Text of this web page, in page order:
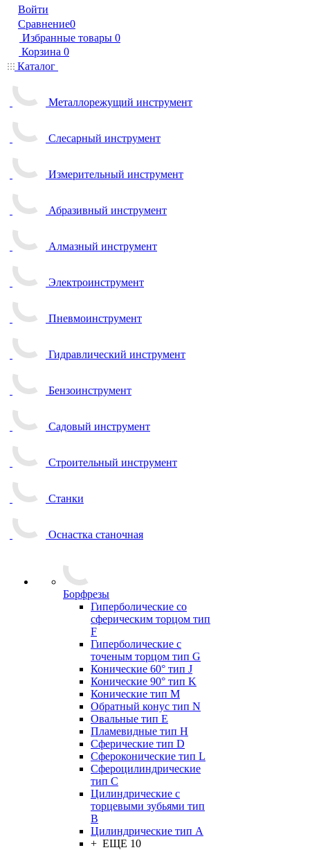
Войти
Сравнение0
Избранные товары 0
Корзина 0
Каталог
Металлорежущий инструмент
Слесарный инструмент
Измерительный инструмент
Абразивный инструмент
Алмазный инструмент
Электроинструмент
Пневмоинструмент
Гидравлический инструмент
Бензоинструмент
Садовый инструмент
Строительный инструмент
Станки
Оснастка станочная
Борфрезы
Гиперболические cо
сферическим торцом тип
F
Гиперболические с
точеным торцом тип G
Конические 60° тип J
Конические 90° тип K
Конические тип M
Обратный конус тип N
Овальные тип E
Пламевидные тип H
Сферические тип D
Сфероконические тип L
Сфероцилиндрические
тип C
Цилиндрические с
торцевыми зубьями тип
B
Цилиндрические тип А
+ ЕЩЕ 10